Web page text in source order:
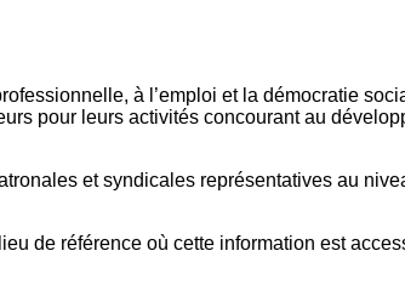
à l’emploi et la démocratie
pour leurs activités concourant au
et syndicales représentatives au
de référence où cette information est